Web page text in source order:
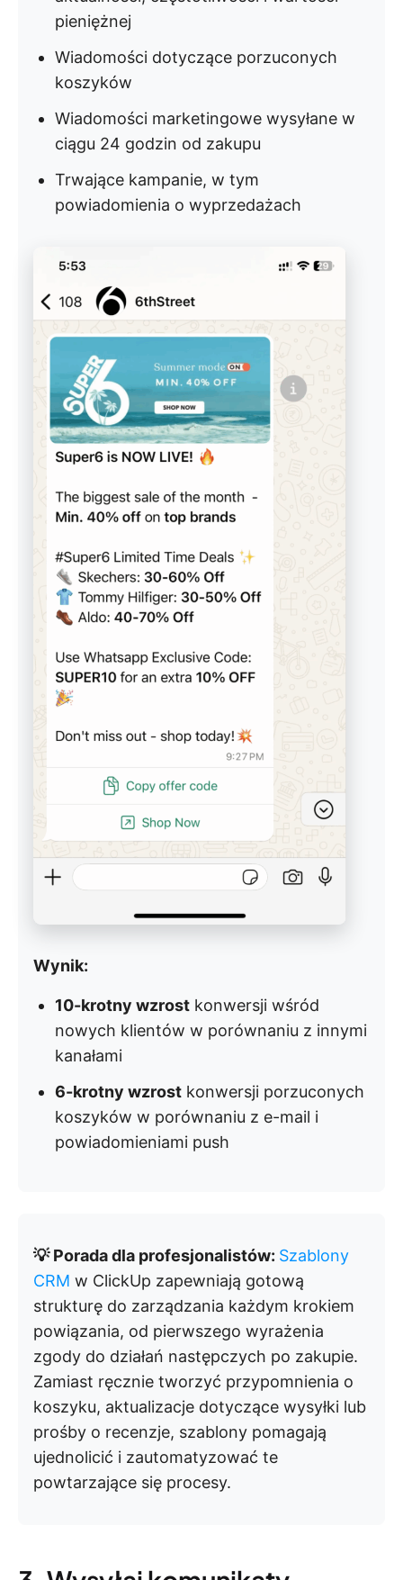
pieniężnej
Wiadomości dotyczące porzuconych
koszyków
Wiadomości marketingowe wysyłane w
ciągu 24 godzin od zakupu
Trwające kampanie, w tym
powiadomienia o wyprzedażach
Wynik:
10-krotny wzrost konwersji wśród
nowych klientów w porównaniu z innymi
kanałami
6-krotny wzrost konwersji porzuconych
koszyków w porównaniu z e-mail i
powiadomieniami push
💡 Porada dla profesjonalistów: Szablony
CRM w ClickUp zapewniają gotową
strukturę do zarządzania każdym krokiem
powiązania, od pierwszego wyrażenia
zgody do działań następczych po zakupie.
Zamiast ręcznie tworzyć przypomnienia o
koszyku, aktualizacje dotyczące wysyłki lub
prośby o recenzje, szablony pomagają
ujednolicić i zautomatyzować te
powtarzające się procesy.